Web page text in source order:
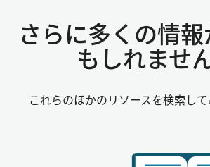
さらに多くの情
もしれません
これらのほかのリソースを検索して